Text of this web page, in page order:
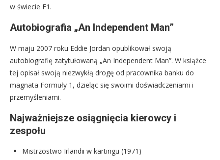
w świecie F1.
Autobiografia „An Independent Man”
W maju 2007 roku Eddie Jordan opublikował swoją
autobiografię zatytułowaną „An Independent Man”. W książce
tej opisał swoją niezwykłą drogę od pracownika banku do
magnata Formuły 1, dzieląc się swoimi doświadczeniami i
przemyśleniami.
Najważniejsze osiągnięcia kierowcy i
zespołu
Mistrzostwo Irlandii w kartingu (1971)